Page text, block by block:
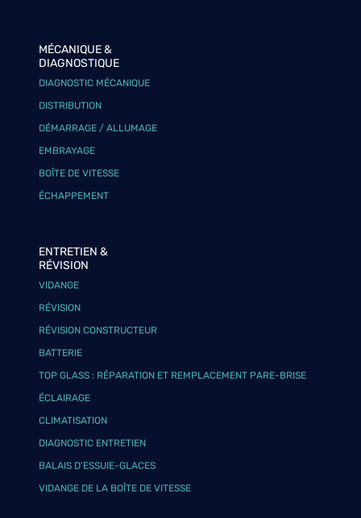
MÉCANIQUE &
DIAGNOSTIQUE
DIAGNOSTIC MÉCANIQUE
DISTRIBUTION
DÉMARRAGE / ALLUMAGE
EMBRAYAGE
BOÎTE DE VITESSE
ÉCHAPPEMENT
ENTRETIEN &
RÉVISION
VIDANGE
RÉVISION
RÉVISION CONSTRUCTEUR
BATTERIE
TOP GLASS : RÉPARATION ET REMPLACEMENT PARE-BRISE
ÉCLAIRAGE
CLIMATISATION
DIAGNOSTIC ENTRETIEN
BALAIS D’ESSUIE-GLACES
VIDANGE DE LA BOÎTE DE VITESSE